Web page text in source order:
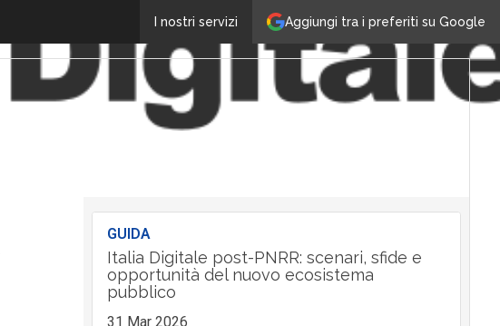
Aggiungi tra i preferiti su Google
I nostri servizi
GUIDA
Italia Digitale post-PNRR: scenari, sfide e
opportunità del nuovo ecosistema
pubblico
31 Mar 2026